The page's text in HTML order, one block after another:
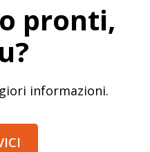
pronti,
informazioni.